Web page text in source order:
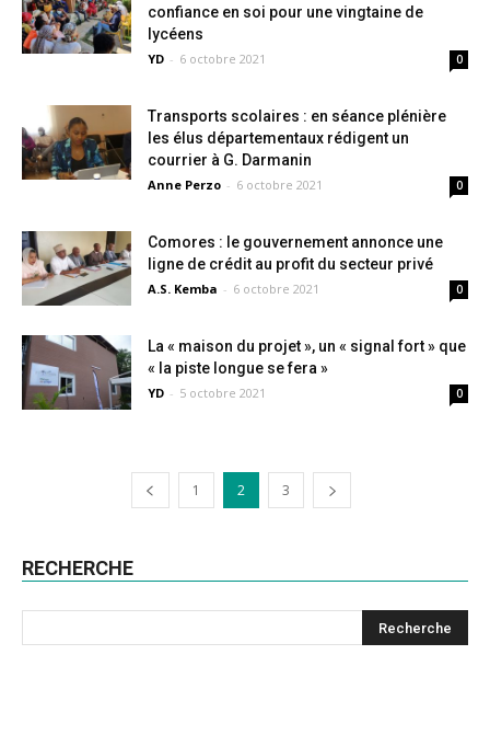
confiance en soi pour une vingtaine de
lycéens
YD - 6 octobre 2021 0
Transports scolaires : en séance plénière
les élus départementaux rédigent un
courrier à G. Darmanin
Anne Perzo - 6 octobre 2021 0
Comores : le gouvernement annonce une
ligne de crédit au profit du secteur privé
A.S. Kemba - 6 octobre 2021 0
La « maison du projet », un « signal fort » que
« la piste longue se fera »
YD - 5 octobre 2021 0
1 2 3
RECHERCHE